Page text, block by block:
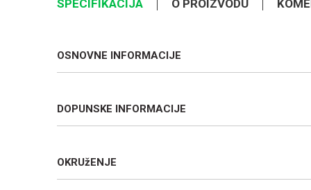
SPECIFIKACIJA O PROIZVODU
OSNOVNE INFORMACIJE
DOPUNSKE INFORMACIJE
OKRUžENJE